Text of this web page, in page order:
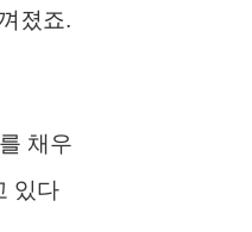
졌죠.
채우
있다